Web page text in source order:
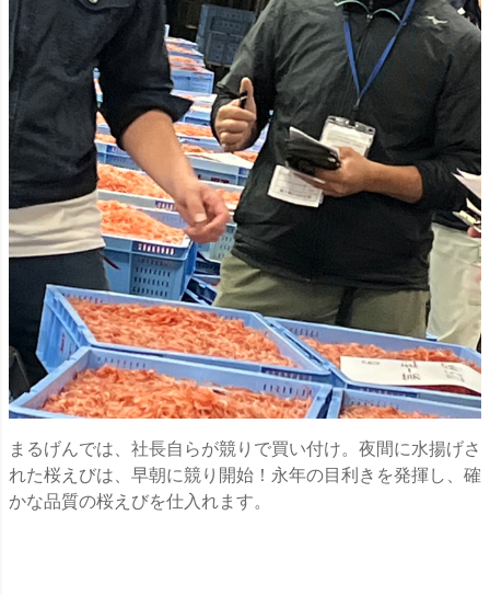
まるげんでは、社長自らが競りで買い付け。夜間に水揚げさ
れた桜えびは、早朝に競り開始！永年の目利きを発揮し、確
かな品質の桜えびを仕入れます。